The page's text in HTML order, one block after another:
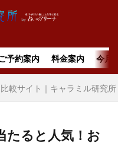
予約案内 料金案内 今月
較サイト｜キャラミル研究所
たると人気！お